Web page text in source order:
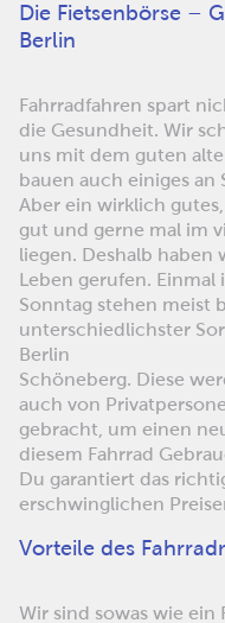
Die Fietsenbörse –
Berlin
Fahrradfahren spart
die Gesundheit. Wir
uns mit dem guten
bauen auch einiges an
Aber ein wirklich
gut und gerne mal im
liegen. Deshalb haben
Leben gerufen. Einmal
Sonntag stehen meist
unterschiedlichster
Berlin
Schöneberg. Diese
auch von
gebracht, um einen
diesem Fahrrad
Du garantiert das
erschwinglichen
Vorteile des
Wir sind sowas wie ein